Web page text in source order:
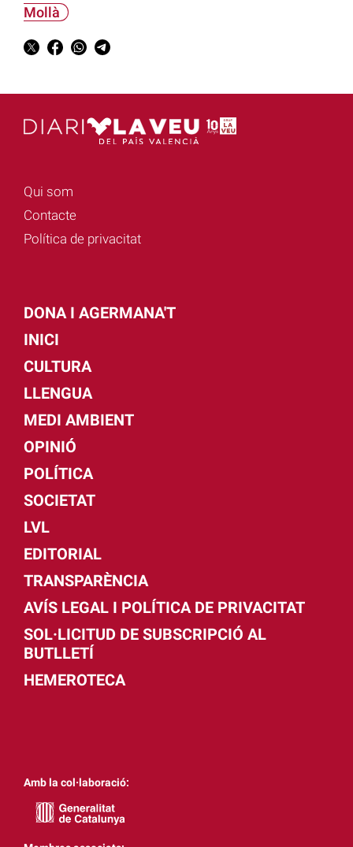
Mollà
Qui som
Contacte
Política de privacitat
DONA I AGERMANA'T
INICI
CULTURA
LLENGUA
MEDI AMBIENT
OPINIÓ
POLÍTICA
SOCIETAT
LVL
EDITORIAL
TRANSPARÈNCIA
AVÍS LEGAL I POLÍTICA DE PRIVACITAT
SOL·LICITUD DE SUBSCRIPCIÓ AL
BUTLLETÍ
HEMEROTECA
Amb la col·laboració: